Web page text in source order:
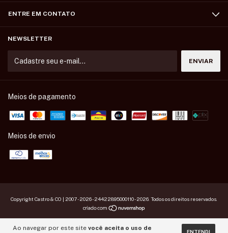
Ao navegar por este site você aceita o uso de
ENTENDI
ENTRE EM CONTATO
NEWSLETTER
Meios de pagamento
Meios de envio
Copyright Castro & CO | 2007 - 2026 - 24422895000110 - 2026. Todos os direitos reservados.